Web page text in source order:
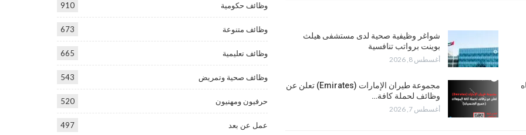
شواغر وظيفية صحية لدى مستشفى هيلث
بوينت برواتب تنافسية
أغسطس 8, 2026
مجموعة طيران الإمارات (Emirates) تعلن عن
وظائف لحملة كافة…
أغسطس 7, 2026
وظائف حكومية 910
وظائف متنوعة 673
وظائف تعليمية 665
وظائف صحية وتمريض 543
حرفيون ومهنيون 520
عمل عن بعد 497